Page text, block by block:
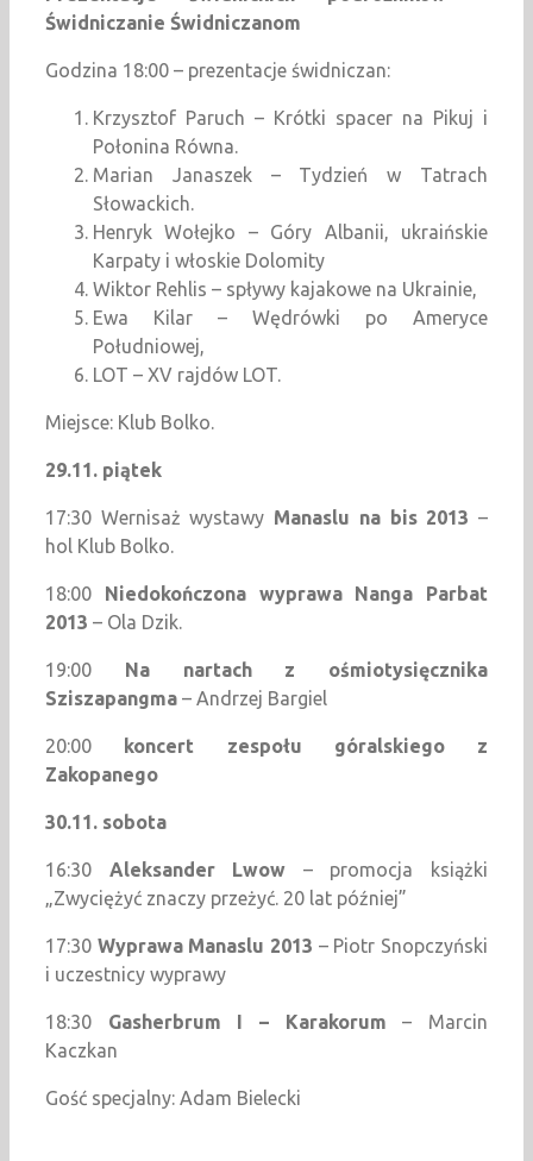
Świdniczanie Świdniczanom
Godzina 18:00 – prezentacje świdniczan:
Krzysztof Paruch – Krótki spacer na Pikuj i
Połonina Równa.
Marian Janaszek – Tydzień w Tatrach
Słowackich.
Henryk Wołejko – Góry Albanii, ukraińskie
Karpaty i włoskie Dolomity
Wiktor Rehlis – spływy kajakowe na Ukrainie,
Ewa Kilar – Wędrówki po Ameryce
Południowej,
LOT – XV rajdów LOT.
Miejsce: Klub Bolko.
29.11. piątek
17:30 Wernisaż wystawy Manaslu na bis 2013 –
hol Klub Bolko.
18:00 Niedokończona wyprawa Nanga Parbat
2013 – Ola Dzik.
19:00 Na nartach z ośmiotysięcznika
Sziszapangma – Andrzej Bargiel
20:00
koncert zespołu góralskiego z
Zakopanego
30.11. sobota
16:30 Aleksander Lwow – promocja książki
„Zwyciężyć znaczy przeżyć. 20 lat później”
17:30 Wyprawa Manaslu 2013 – Piotr Snopczyński
i uczestnicy wyprawy
18:30 Gasherbrum I – Karakorum – Marcin
Kaczkan
Gość specjalny: Adam Bielecki